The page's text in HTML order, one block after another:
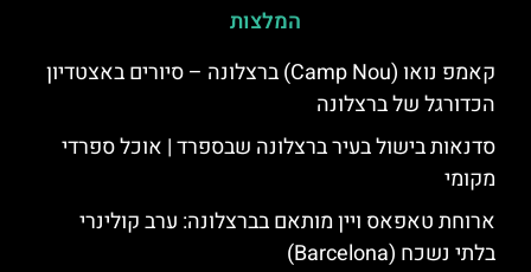
המלצות
קאמפ נואו (Camp Nou) ברצלונה – סיורים באצטדיון
הכדורגל של ברצלונה
סדנאות בישול בעיר ברצלונה שבספרד | אוכל ספרדי
מקומי
ארוחת טאפאס ויין מותאם בברצלונה: ערב קולינרי
בלתי נשכח (Barcelona)